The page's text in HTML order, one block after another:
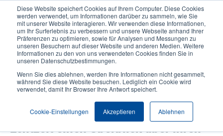
Diese Website speichert Cookies auf Ihrem Computer. Diese Cookies
werden verwendet, um Informationen darüber zu sammeln, wie Sie
mit unserer Website interagieren. Wir verwenden diese Informationen,
um Ihr Surferlebnis zu verbessern und unsere Webseite anhand Ihrer
Präferenzen zu optimieren, sowie für Analysen und Messungen zu
unseren Besuchern auf dieser Website und anderen Medien. Weitere
Informationen zu den von uns verwendeten Cookies finden Sie in
unseren Datenschutzbestimmungen.
Wenn Sie dies ablehnen, werden Ihre Informationen nicht gesammelt,
während Sie diese Website besuchen. Lediglich ein Cookie wird
verwendet, damit Ihr Browser Ihre Antwort speichert.
Cookie-Einstellungen Akzeptieren Ablehnen
User
account
menu
User
Header
Produktsuche Kontakt
Cloud-basierte
Inventarisierungslösung von
WaveRFID verschafft Optikern in
Echtzeit einen Überblick über ihren